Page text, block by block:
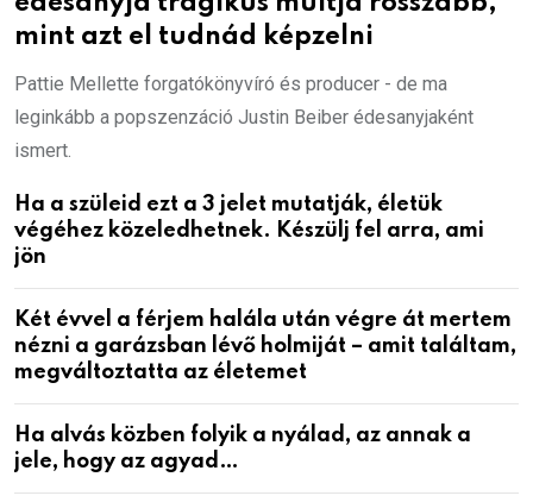
mint azt el tudnád képzelni
Pattie Mellette forgatókönyvíró és producer - de ma
leginkább a popszenzáció Justin Beiber édesanyjaként
ismert.
Ha a szüleid ezt a 3 jelet mutatják, életük
végéhez közeledhetnek. Készülj fel arra, ami
jön
Két évvel a férjem halála után végre át mertem
nézni a garázsban lévő holmiját – amit találtam,
megváltoztatta az életemet
Ha alvás közben folyik a nyálad, az annak a
jele, hogy az agyad…